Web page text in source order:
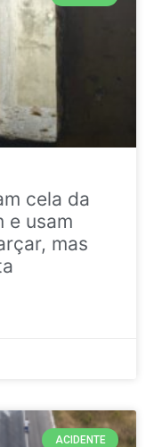
cela da
e usam
mas
ACIDENTE